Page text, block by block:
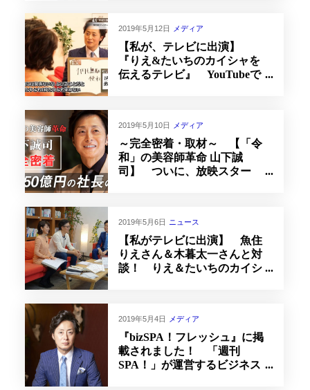
2019年5月12日 メディア
【私が、テレビに出演】
『りえ&たいちのカイシャを
伝えるテレビ』 YouTubeで
2019年5月10日 メディア
～完全密着・取材～ 【「令
和」の美容師革命 山下誠
司】 ついに、放映スター
2019年5月6日 ニュース
【私がテレビに出演】 魚住
りえさん＆木暮太一さんと対
談！ りえ＆たいちのカイシ
2019年5月4日 メディア
『bizSPA！フレッシュ』に掲
載されました！ 「週刊
SPA！」が運営するビジネス